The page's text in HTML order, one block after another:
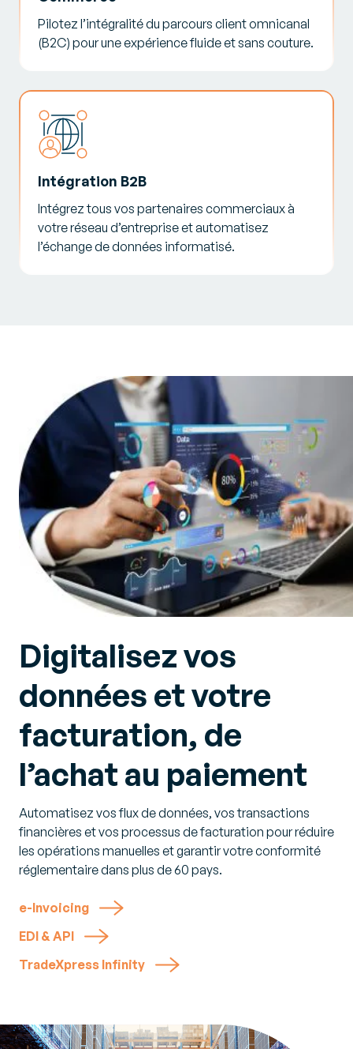
Pilotez l’intégralité du parcours client omnicanal
(B2C) pour une expérience fluide et sans couture.
Intégration B2B
Intégrez tous vos partenaires commerciaux à
votre réseau d’entreprise et automatisez
l’échange de données informatisé.
Digitalisez vos
données et votre
facturation, de
l’achat au paiement
Automatisez vos flux de données, vos transactions
financières et vos processus de facturation pour réduire
les opérations manuelles et garantir votre conformité
réglementaire dans plus de 60 pays.
e-Invoicing
EDI & API
TradeXpress Infinity